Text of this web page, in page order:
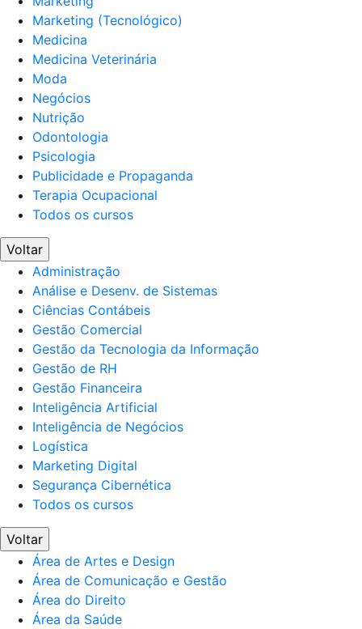
Marketing (Tecnológico)
Medicina
Medicina Veterinária
Moda
Negócios
Nutrição
Odontologia
Psicologia
Publicidade e Propaganda
Terapia Ocupacional
Todos os cursos
Voltar
Administração
Análise e Desenv. de Sistemas
Ciências Contábeis
Gestão Comercial
Gestão da Tecnologia da Informação
Gestão de RH
Gestão Financeira
Inteligência Artificial
Inteligência de Negócios
Logística
Marketing Digital
Segurança Cibernética
Todos os cursos
Voltar
Área de Artes e Design
Área de Comunicação e Gestão
Área do Direito
Área da Saúde